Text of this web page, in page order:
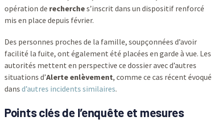
opération de recherches’inscrit dans un dispositif renforcé
mis en place depuis février.
Des personnes proches de la famille, soupçonnées d’avoir
facilité la fuite, ont également été placées en garde à vue. Les
autorités mettent en perspective ce dossier avec d’autres
situations d’Alerte enlèvement, comme ce cas récent évoqué
dans d’autres incidents similaires.
Points clés de l’enquête et mesures